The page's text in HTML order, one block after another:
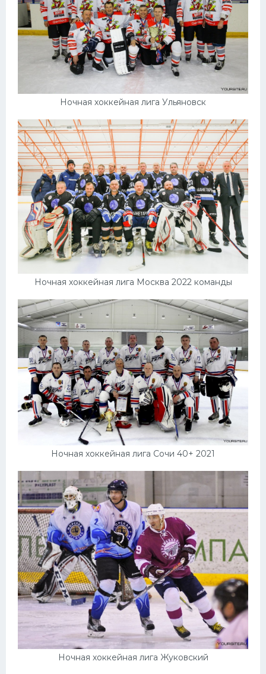
Ночная хоккейная лига Ульяновск
Ночная хоккейная лига Москва 2022 команды
Ночная хоккейная лига Сочи 40+ 2021
Ночная хоккейная лига Жуковский